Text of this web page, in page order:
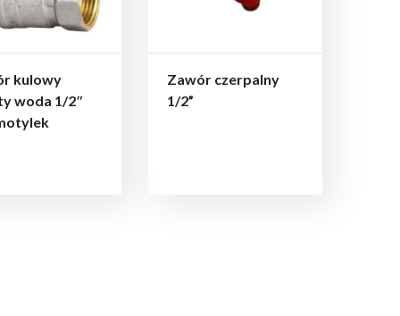
kulowy
woda 1/2″
Zawór czerpalny
1/2”